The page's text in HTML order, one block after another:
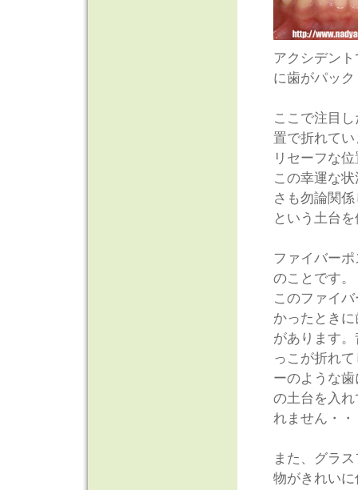
アクシデン
に歯がパッ
ここで注目
置で折れて
リセーフな
この幸運な
さも勿論関
という土台
ファイバー
のことです。
このファイ
かったとき
があります
っこが折れ
ーのような
の土台を入
れません・・
また、グラ
物がきれい